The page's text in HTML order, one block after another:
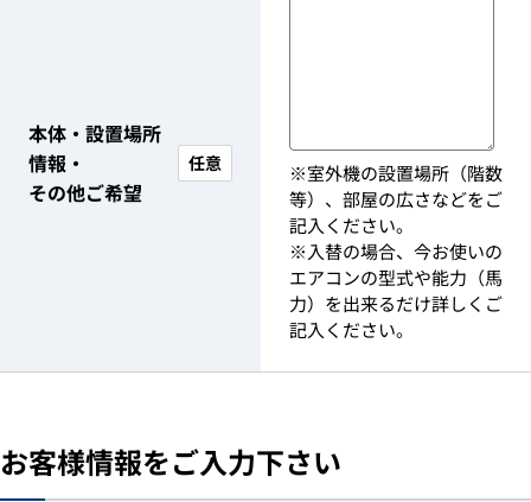
本体・設置場所
情報・
その他ご希望
任意
※室外機の設置場所（階数
等）、部屋の広さなどをご
記入ください。
※入替の場合、今お使いの
エアコンの型式や能力（馬
力）を出来るだけ詳しくご
記入ください。
お客様情報をご入力下さい